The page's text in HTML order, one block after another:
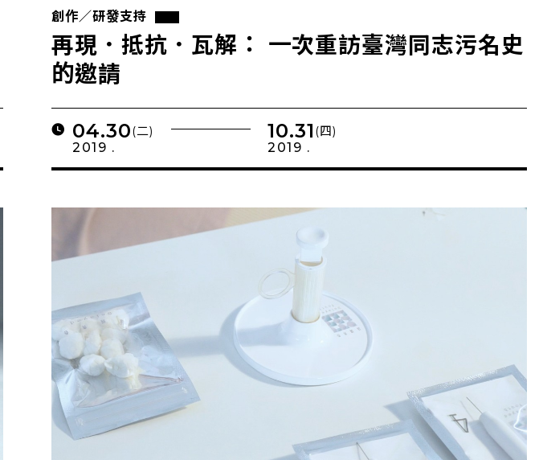
創作／研發支持
再現．抵抗．瓦解： 一次重訪臺灣同志污名史
的邀請
04.30(二)
2019 .
10.31 (四)
2019 .